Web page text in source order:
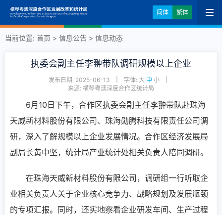
简体 繁体
当前位置: 首页 > 信息公告 > 信息动态
执委会副主任李翀带队调研规模以上企业
发布日期: 2025-06-13 字体: 大 中 小
来源: 横琴粤澳深度合作区统计局
6月10日下午，合作区执委会副主任李翀带队赴珠海
天威新材料股份有限公司、珠海勋腾科技有限责任公司调
研，深入了解规模以上企业发展情况。合作区经济发展局
副局长黄中坚，统计局产业统计处相关负责人陪同调研。
在珠海天威新材料股份有限公司，调研组一行听取企
业相关负责人关于企业核心竞争力、战略规划及发展瓶颈
的专项汇报。同时，还实地察看企业研发车间、生产过程